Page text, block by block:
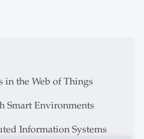
in the Web of Things
Smart Environments
Information Systems